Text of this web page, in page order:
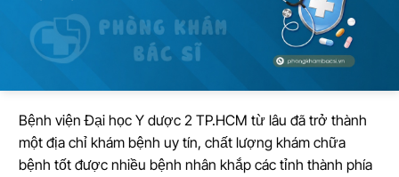
Bệnh viện Đại học Y dược 2 TP.HCM từ lâu đã trở thành
một địa chỉ khám bệnh uy tín, chất lượng khám chữa
bệnh tốt được nhiều bệnh nhân khắp các tỉnh thành phía